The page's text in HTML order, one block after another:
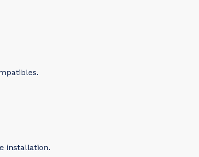
installation.